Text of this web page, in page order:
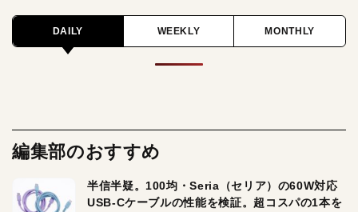
DAILY WEEKLY MONTHLY
編集部のおすすめ
半信半疑。100均・Seria（セリア）の60W対応
USB-Cケーブルの性能を検証。超コスパの1本を